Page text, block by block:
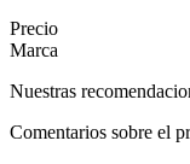
Garantía: 12 meses
Precio
Marca
Nuestras
Comentarios sobre el